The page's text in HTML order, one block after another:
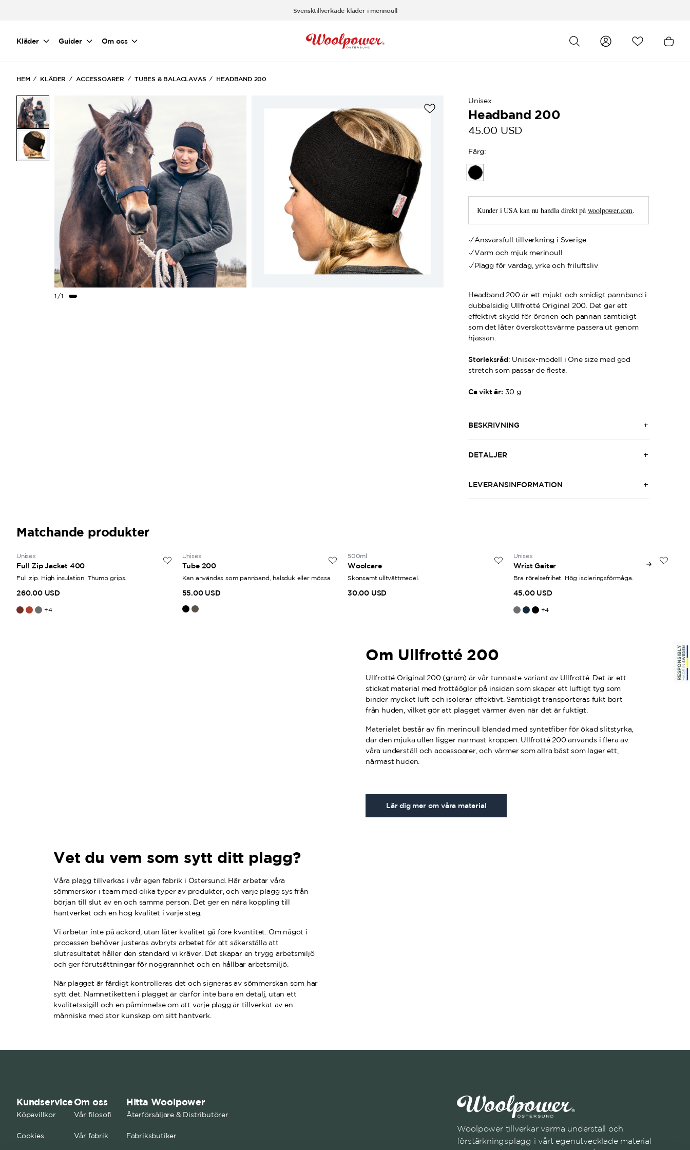
Svensktillverkade kläder i merinoull
Kläder Guider Om oss
HEM KLÄDER ACCESSOARER TUBES & BALACLAVAS HEADBAND 200
(Current)
(Current)
1/1
Unisex
Headband 200
45.00 USD
Färg:
Kunder i USA kan nu handla direkt på woolpower.com.
Ansvarsfull tillverkning i Sverige
Varm och mjuk merinoull
Plagg för vardag, yrke och friluftsliv
Headband 200 är ett mjukt och smidigt pannband i
dubbelsidig Ullfrotté Original 200. Det ger ett
effektivt skydd för öronen och pannan samtidigt
som det låter överskottsvärme passera ut genom
hjässan.
Storleksråd: Unisex-modell i One size med god
stretch som passar de flesta.
Ca vikt är: 30 g
BESKRIVNING
DETALJER
LEVERANSINFORMATION
Matchande produkter
Unisex
Full Zip Jacket 400
Full zip. High insulation. Thumb grips.
260.00 USD
+4
Unisex
Tube 200
Kan användas som pannband, halsduk eller mössa.
55.00 USD
500ml
Woolcare
Skonsamt ulltvättmedel.
30.00 USD
Unisex
Wrist Gaiter
Bra rörelsefrihet. Hög isoleringsförmåga.
45.00 USD
+4
Om Ullfrotté 200
Ullfrotté Original 200 (gram) är vår tunnaste variant av Ullfrotté. Det är ett
stickat material med frottéöglor på insidan som skapar ett luftigt tyg som
binder mycket luft och isolerar effektivt. Samtidigt transporteras fukt bort
från huden, vilket gör att plagget värmer även när det är fuktigt.
Materialet består av fin merinoull blandad med syntetfiber för ökad slitstyrka,
där den mjuka ullen ligger närmast kroppen. Ullfrotté 200 används i flera av
våra underställ och accessoarer, och värmer som allra bäst som lager ett,
närmast huden.
Lär dig mer om våra material
Vet du vem som sytt ditt plagg?
Våra plagg tillverkas i vår egen fabrik i Östersund. Här arbetar våra
sömmerskor i team med olika typer av produkter, och varje plagg sys från
början till slut av en och samma person. Det ger en nära koppling till
hantverket och en hög kvalitet i varje steg.
Vi arbetar inte på ackord, utan låter kvalitet gå före kvantitet. Om något i
processen behöver justeras avbryts arbetet för att säkerställa att
slutresultatet håller den standard vi kräver. Det skapar en trygg arbetsmiljö
och ger förutsättningar för noggrannhet och en hållbar arbetsmiljö.
När plagget är färdigt kontrolleras det och signeras av sömmerskan som har
sytt det. Namnetiketten i plagget är därför inte bara en detalj, utan ett
kvalitetssigill och en påminnelse om att varje plagg är tillverkat av en
människa med stor kunskap om sitt hantverk.
Kundservice
Köpevillkor
Cookies
Om oss
Vår filosofi
Vår fabrik
Hitta Woolpower
Återförsäljare & Distributörer
Fabriksbutiker
Woolpower tillverkar varma underställ och
förstärkningsplagg i vårt egenutvecklade material